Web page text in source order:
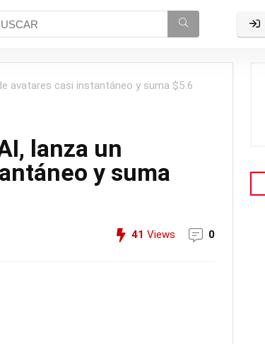
avatares casi instantáneo y suma $5.6
lanza un
y suma
41 Views 0